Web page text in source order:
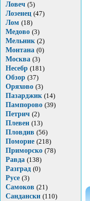
Ловеч (5)
Лозенец (47)
Лом (18)
Медово (3)
Мельник (2)
Монтана (0)
Москва (3)
Несебр (181)
Обзор (37)
Оряхово (3)
Пазарджик (14)
Пампорово (39)
Петрич (2)
Плевен (13)
Пловдив (56)
Поморие (218)
Приморско (78)
Равда (138)
Разград (0)
Русе (3)
Самоков (21)
Сандански (110)